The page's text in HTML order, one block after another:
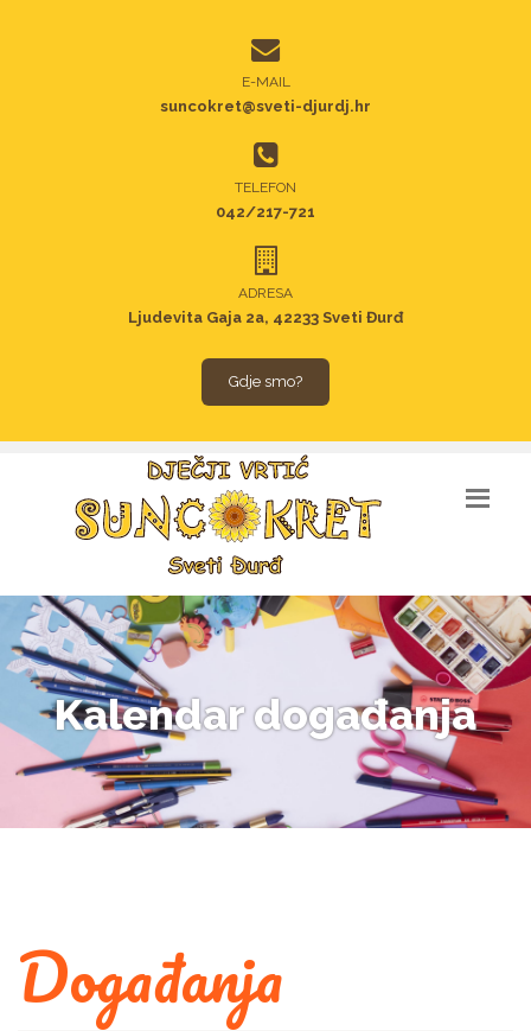
E-MAIL
suncokret@sveti-djurdj.hr
TELEFON
042/217-721
ADRESA
Ljudevita Gaja 2a, 42233 Sveti Đurđ
Gdje smo?
Kalendar događanja
Događanja